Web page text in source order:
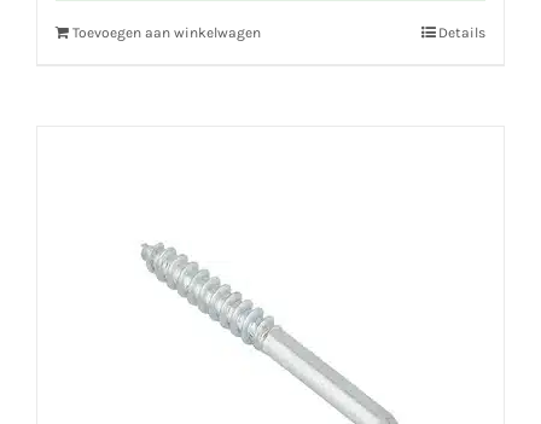
Toevoegen aan winkelwagen Details